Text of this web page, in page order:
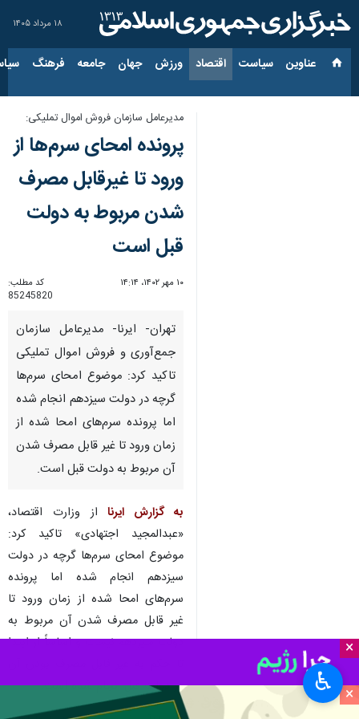
۱۸ مرداد ۱۴۰۵
عناوین‌ سیاست اقتصاد ورزش جهان جامعه فرهنگ
×
×
مدیرعامل سازمان فروش اموال تملیکی:
پرونده امحای سرم‌ها از
ورود تا غیرقابل مصرف
شدن مربوط به دولت
قبل است
۱۰ مهر ۱۴۰۲، ۱۴:۱۴
کد مطلب:
85245820
تهران- ایرنا- مدیرعامل سازمان
جمع‌آوری و فروش اموال تملیکی
تاکید کرد: موضوع امحای سرم‌ها
گرچه در دولت سیزدهم انجام شده
اما پرونده سرم‌های امحا شده از
زمان ورود تا غیر قابل مصرف شدن
آن مربوط به دولت قبل است.
به گزارش ایرنااز وزارت اقتصاد،
«عبدالمجید اجتهادی» تاکید کرد:
موضوع امحای سرم‌ها گرچه در دولت
سیزدهم انجام شده اما پرونده
سرم‌های امحا شده از زمان ورود تا
غیر قابل مصرف شدن آن مربوط به
دولت سیزدهم نیست و اساساً از ابتدا
در دولت قبل انجام شده است.
♿︎